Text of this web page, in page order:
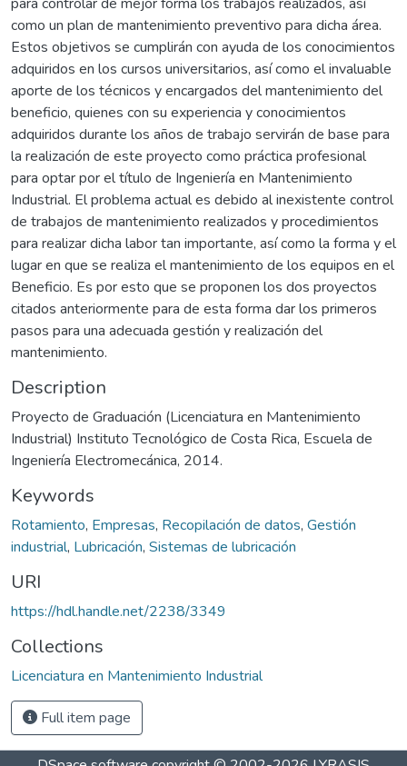
como un plan de mantenimiento preventivo para dicha área.
Estos objetivos se cumplirán con ayuda de los conocimientos
adquiridos en los cursos universitarios, así como el invaluable
aporte de los técnicos y encargados del mantenimiento del
beneficio, quienes con su experiencia y conocimientos
adquiridos durante los años de trabajo servirán de base para
la realización de este proyecto como práctica profesional
para optar por el título de Ingeniería en Mantenimiento
Industrial. El problema actual es debido al inexistente control
de trabajos de mantenimiento realizados y procedimientos
para realizar dicha labor tan importante, así como la forma y el
lugar en que se realiza el mantenimiento de los equipos en el
Beneficio. Es por esto que se proponen los dos proyectos
citados anteriormente para de esta forma dar los primeros
pasos para una adecuada gestión y realización del
mantenimiento.
Description
Proyecto de Graduación (Licenciatura en Mantenimiento
Industrial) Instituto Tecnológico de Costa Rica, Escuela de
Ingeniería Electromecánica, 2014.
Keywords
Rotamiento, Empresas, Recopilación de datos, Gestión
industrial, Lubricación, Sistemas de lubricación
URI
https://hdl.handle.net/2238/3349
Collections
Licenciatura en Mantenimiento Industrial
Full item page